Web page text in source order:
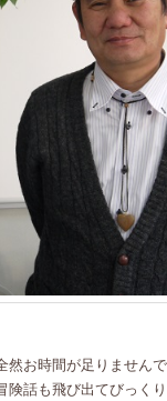
お時間が足りません
険話も飛び出てびっく